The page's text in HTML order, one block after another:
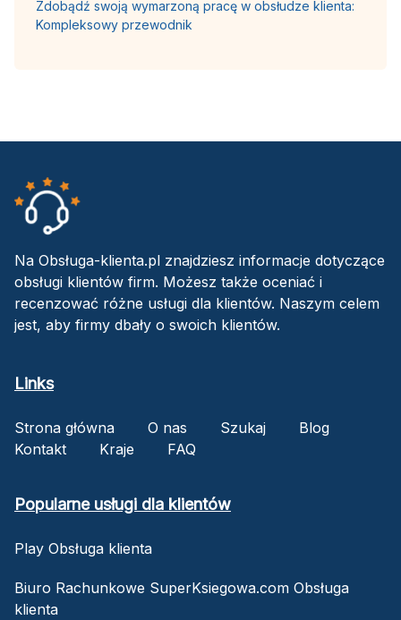
Zdobądź swoją wymarzoną pracę w obsłudze klienta:
Kompleksowy przewodnik
Na Obsługa-klienta.pl znajdziesz informacje dotyczące
obsługi klientów firm. Możesz także oceniać i
recenzować różne usługi dla klientów. Naszym celem
jest, aby firmy dbały o swoich klientów.
Links
Strona główna O nas Szukaj
Blog
Kontakt
Kraje FAQ
Popularne usługi dla klientów
Play Obsługa klienta
Biuro Rachunkowe SuperKsiegowa.com Obsługa
klienta